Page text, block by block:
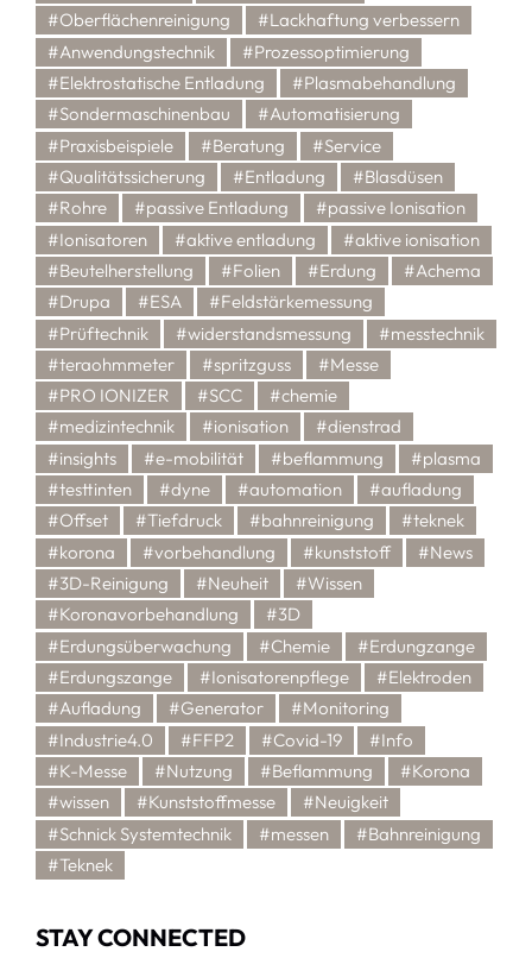
#Oberflächenreinigung
#Lackhaftung verbessern
#Anwendungstechnik
#Prozessoptimierung
#Elektrostatische Entladung
#Plasmabehandlung
#Sondermaschinenbau
#Automatisierung
#Praxisbeispiele
#Beratung
#Service
#Qualitätssicherung
#Entladung
#Blasdüsen
#Rohre
#passive Entladung
#passive Ionisation
#Ionisatoren
#aktive entladung
#aktive ionisation
#Beutelherstellung
#Folien #Erdung
#Achema
#Drupa
#ESA
#Feldstärkemessung
#Prüftechnik
#widerstandsmessung
#messtechnik
#teraohmmeter
#spritzguss
#Messe
#PRO IONIZER
#SCC
#chemie
#medizintechnik
#ionisation
#dienstrad
#insights
#e-mobilität #beflammung
#plasma
#testtinten
#dyne #automation
#aufladung
#Offset
#Tiefdruck #bahnreinigung
#teknek
#korona
#vorbehandlung #kunststoff
#News
#3D-Reinigung
#Neuheit
#Wissen
#Koronavorbehandlung
#3D
#Erdungsüberwachung
#Chemie
#Erdungzange
#Erdungszange
#Ionisatorenpflege
#Elektroden
#Aufladung
#Generator
#Monitoring
#Industrie4.0
#FFP2 #Covid-19
#Info
#K-Messe
#Nutzung #Beflammung
#Korona
#wissen
#Kunststoffmesse
#Neuigkeit
#Schnick Systemtechnik
#messen
#Bahnreinigung
#Teknek
STAY CONNECTED